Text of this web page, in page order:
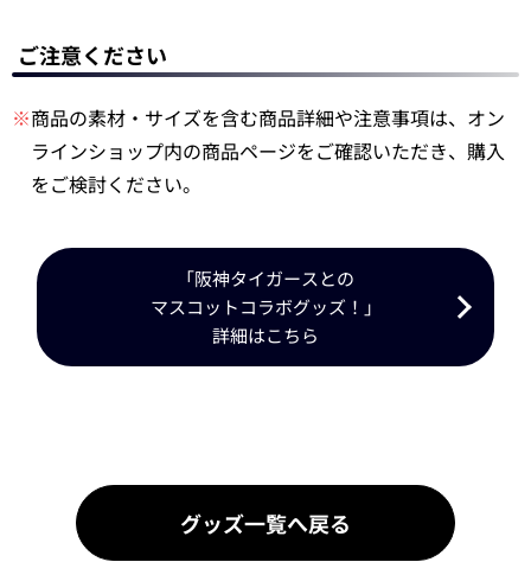
ご注意ください
※商品の素材・サイズを含む商品詳細や注意事項は、オン
ラインショップ内の商品ページをご確認いただき、購入
をご検討ください。
「阪神タイガースとの
マスコットコラボグッズ！」
詳細はこちら
グッズ一覧へ戻る